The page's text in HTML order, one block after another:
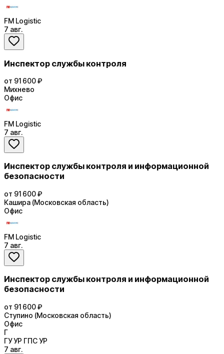
FM Logistic
7 авг.
Инспектор службы контроля
от 91 600 ₽
Михнево
Офис
FM Logistic
7 авг.
Инспектор службы контроля и информационной
безопасности
от 91 600 ₽
Кашира (Московская область)
Офис
FM Logistic
7 авг.
Инспектор службы контроля и информационной
безопасности
от 91 600 ₽
Ступино (Московская область)
Офис
Г
ГУ УР ГПС УР
7 авг.